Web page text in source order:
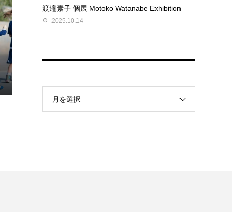
渡邉素子 個展 Motoko Watanabe Exhibition
2025.10.14
月を選択